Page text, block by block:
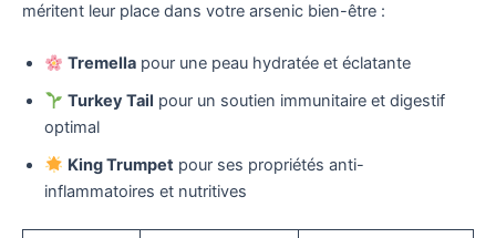
méritent leur place dans votre arsenic bien-être :
Tremellapour une peau hydratée et éclatante
Turkey Tail pour un soutien immunitaire et digestif
optimal
King Trumpetpour ses propriétés anti-
inflammatoires et nutritives